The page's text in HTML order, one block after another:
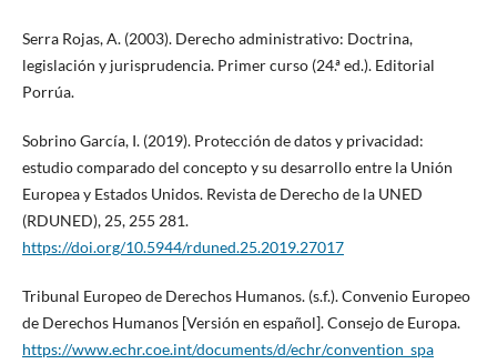
Serra Rojas, A. (2003). Derecho administrativo: Doctrina,
legislación y jurisprudencia. Primer curso (24.ª ed.). Editorial
Porrúa.
Sobrino García, I. (2019). Protección de datos y privacidad:
estudio comparado del concepto y su desarrollo entre la Unión
Europea y Estados Unidos. Revista de Derecho de la UNED
(RDUNED), 25, 255 281.
https://doi.org/10.5944/rduned.25.2019.27017
Tribunal Europeo de Derechos Humanos. (s.f.). Convenio Europeo
de Derechos Humanos [Versión en español]. Consejo de Europa.
https://www.echr.coe.int/documents/d/echr/convention_spa